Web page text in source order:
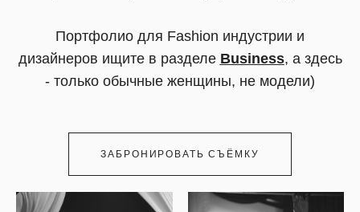
Портфолио для Fashion индустрии и
дизайнеров ищите в разделе Business, а здесь
- только обычные женщины, не модели)
ЗАБРОНИРОВАТЬ СЪЁМКУ